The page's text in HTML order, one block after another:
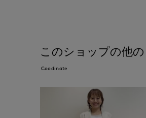
このショップの他
Coodinate